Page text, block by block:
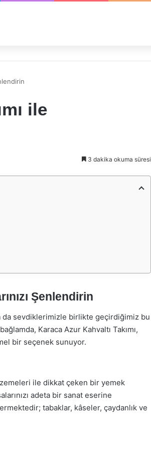
ile
3 dakika okuma süresi
Şenlendirin
da sevdiklerimizle birlikte geçirdiğimiz bu
Karaca Azur Kahvaltı Takımı,
bir seçenek sunuyor.
ile dikkat çeken bir yemek
adeta bir sanat eserine
tabaklar, kâseler, çaydanlık ve